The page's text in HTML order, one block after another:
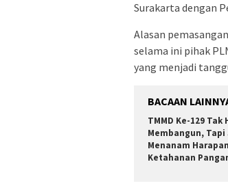
Surakarta dengan
Alasan
selama ini pihak
yang menjadi
BACAAN
TMMD Ke-129 Tak
Membangun, Tapi
Menanam
Ketahanan